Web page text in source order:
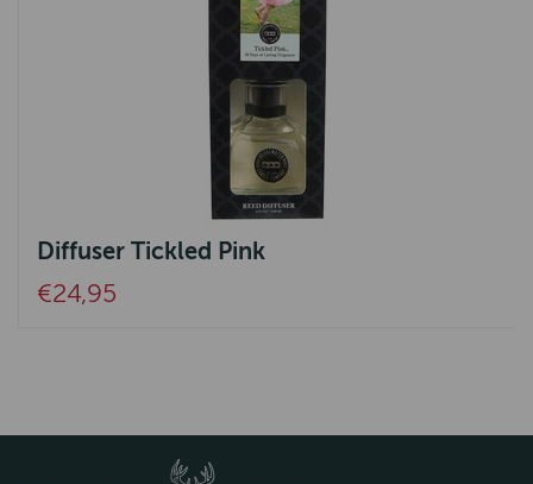
Diffuser Tickled Pink
€24,95